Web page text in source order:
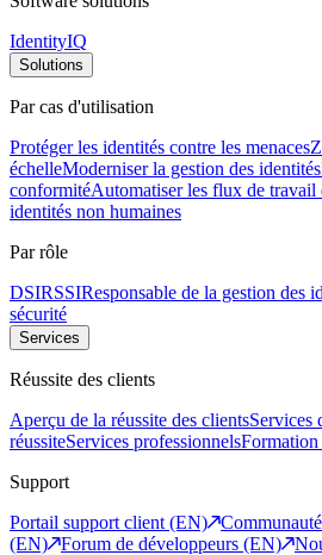
IdentityIQ
Solutions
Par cas d'utilisation
Protéger les identités contre les menaces
échelleModerniser la gestion des identités
conformitéAutomatiser les flux de travail
identités non humaines
Par rôle
DSIRSSIResponsable de la gestion des
sécurité
Services
Réussite des clients
Aperçu de la réussite des clientsServices
réussiteServices professionnels
Support
Portail support client (EN)
(EN)
Forum de développeurs (EN)